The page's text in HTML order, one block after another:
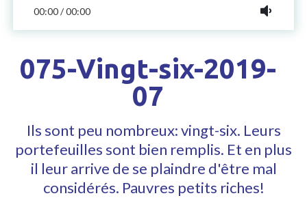
00:00/00:00
075-Vingt-six-2019-
07
Ils sont peu nombreux: vingt-six. Leurs
portefeuilles sont bien remplis. Et en plus
il leur arrive de se plaindre d'être mal
considérés. Pauvres petits riches!